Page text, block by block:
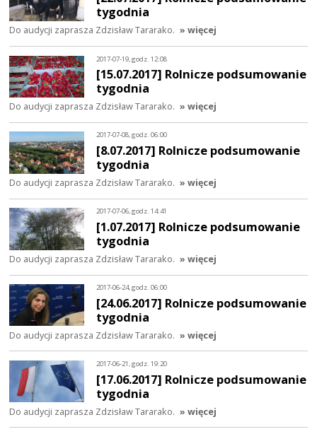
tygodnia
Do audycji zaprasza Zdzisław Tararako. » więcej
2017-07-19, godz. 12:08
[15.07.2017] Rolnicze podsumowanie
tygodnia
Do audycji zaprasza Zdzisław Tararako. » więcej
2017-07-08, godz. 06:00
[8.07.2017] Rolnicze podsumowanie
tygodnia
Do audycji zaprasza Zdzisław Tararako. » więcej
2017-07-06, godz. 14:41
[1.07.2017] Rolnicze podsumowanie
tygodnia
Do audycji zaprasza Zdzisław Tararako. » więcej
2017-06-24, godz. 06:00
[24.06.2017] Rolnicze podsumowanie
tygodnia
Do audycji zaprasza Zdzisław Tararako. » więcej
2017-06-21, godz. 19:20
[17.06.2017] Rolnicze podsumowanie
tygodnia
Do audycji zaprasza Zdzisław Tararako. » więcej